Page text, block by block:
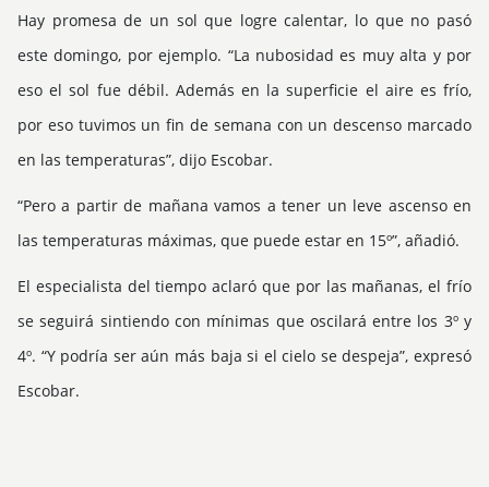
Hay promesa de un sol que logre calentar, lo que no pasó
este domingo, por ejemplo. “La nubosidad es muy alta y por
eso el sol fue débil. Además en la superficie el aire es frío,
por eso tuvimos un fin de semana con un descenso marcado
en las temperaturas”, dijo Escobar.
“Pero a partir de mañana vamos a tener un leve ascenso en
las temperaturas máximas, que puede estar en 15º”, añadió.
El especialista del tiempo aclaró que por las mañanas, el frío
se seguirá sintiendo con mínimas que oscilará entre los 3º y
4º. “Y podría ser aún más baja si el cielo se despeja”, expresó
Escobar.